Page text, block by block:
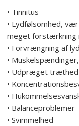
• Tinnitus
• Lydfølsomhed,
meget forstærkning
• Forvrængning af lyd
•
• Udpræget træthed
•
•
• Balanceproblemer
• Svimmelhed